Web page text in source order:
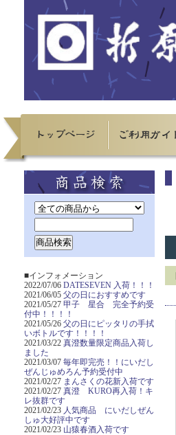
■インフォメーション
2022/07/06 DATESEVEN 入荷！！！
2021/06/05 父の日におすすめです
2021/05/27 甲子 星合 完全予約受
付中！！！！
2021/05/26 父の日にピッタリの手拭
いボトルです！！！！
2021/03/22 真澄数量限定商品入荷し
ました
2021/03/07 毎年即完売！！にいだし
ぜんじゅめろん予約受付中
2021/02/27 まんさくの花新入荷です
2021/02/27 真澄 KURO再入荷！キ
レ抜群です
2021/02/23 人気商品 にいだしぜん
しゅ大好評中です
2021/02/23 山猿春酒入荷です